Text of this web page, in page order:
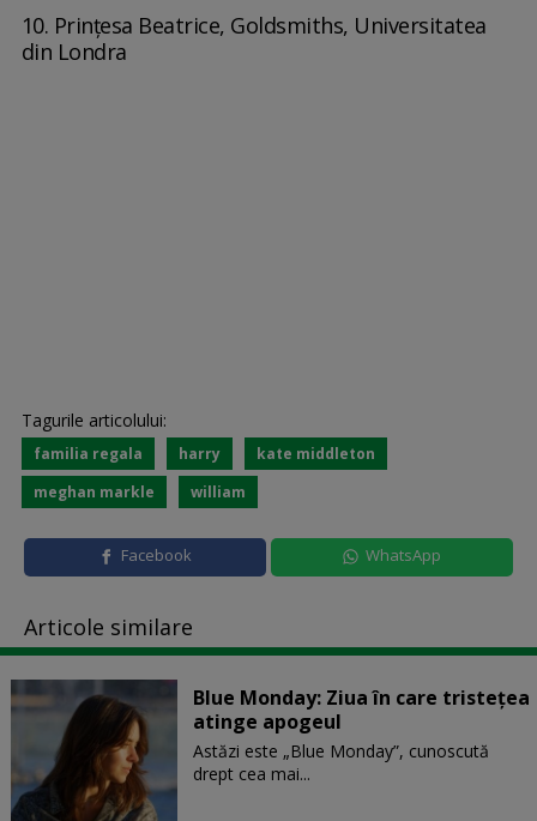
10. Prințesa Beatrice, Goldsmiths, Universitatea
din Londra
Tagurile articolului:
familia regala harry
kate middleton
meghan markle
william
Facebook WhatsApp
Articole similare
Blue Monday: Ziua în care tristețea
atinge apogeul
Astăzi este „Blue Monday”, cunoscută
drept cea mai...